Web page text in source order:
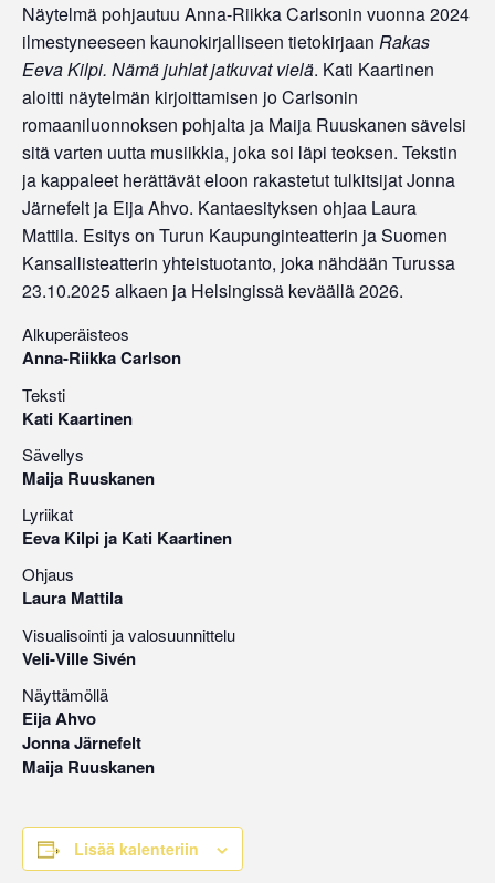
Näytelmä pohjautuu Anna-Riikka Carlsonin vuonna 2024
ilmestyneeseen kaunokirjalliseen tietokirjaan Rakas
Eeva Kilpi. Nämä juhlat jatkuvat vielä. Kati Kaartinen
aloitti näytelmän kirjoittamisen jo Carlsonin
romaaniluonnoksen pohjalta ja Maija Ruuskanen sävelsi
sitä varten uutta musiikkia, joka soi läpi teoksen. Tekstin
ja kappaleet herättävät eloon rakastetut tulkitsijat Jonna
Järnefelt ja Eija Ahvo. Kantaesityksen ohjaa Laura
Mattila. Esitys on Turun Kaupunginteatterin ja Suomen
Kansallisteatterin yhteistuotanto, joka nähdään Turussa
23.10.2025 alkaen ja Helsingissä keväällä 2026.
Alkuperäisteos
Anna-Riikka Carlson
Teksti
Kati Kaartinen
Sävellys
Maija Ruuskanen
Lyriikat
Eeva Kilpi ja Kati Kaartinen
Ohjaus
Laura Mattila
Visualisointi ja valosuunnittelu
Veli-Ville Sivén
Näyttämöllä
Eija Ahvo
Jonna Järnefelt
Maija Ruuskanen
Lisää kalenteriin